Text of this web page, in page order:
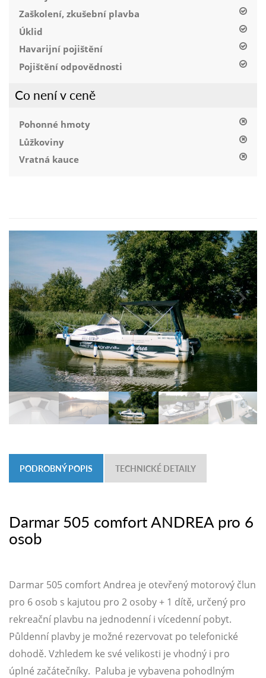
Zaškolení, zkušební plavba
Úklid
Havarijní pojištění
Pojištění odpovědnosti
Co není v ceně
Pohonné hmoty
Lůžkoviny
Vratná kauce
PODROBNÝ POPIS TECHNICKÉ DETAILY
Darmar 505 comfort ANDREA pro 6
osob
Darmar 505 comfort Andrea je otevřený motorový člun
pro 6 osob s kajutou pro 2 osoby + 1 dítě, určený pro
rekreační plavbu na jednodenní i vícedenní pobyt.
Půldenní plavby je možné rezervovat po telefonické
dohodě. Vzhledem ke své velikosti je vhodný i pro
úplné začátečníky. Paluba je vybavena pohodlným